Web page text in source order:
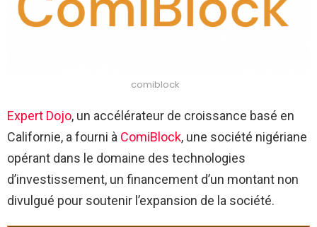
comiblock
Expert Dojo, un accélérateur de croissance basé en
Californie, a fourni à ComiBlock, une société nigériane
opérant dans le domaine des technologies
d’investissement, un financement d’un montant non
divulgué pour soutenir l’expansion de la société.